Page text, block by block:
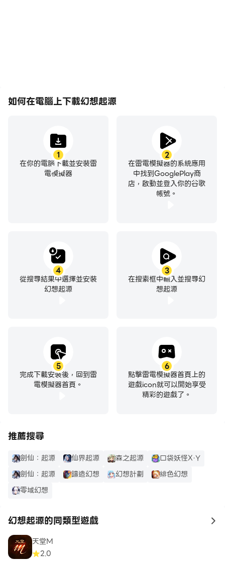
如何在電腦上下載幻想起源
1
在你的電腦下載並安裝雷
電模擬器
2
在雷電模擬器的系統應用
中找到GooglePlay商
店，啟動並登入你的谷歌
帳號。
3
在搜索框中輸入並搜尋幻
想起源
4
從搜尋結果中選擇並安裝
幻想起源
5
完成下載安裝後，回到雷
電模擬器首頁。
6
點擊雷電模擬器首頁上的
遊戲icon就可以開始享受
精彩的遊戲了。
推薦搜尋
劍仙：起源 仙界起源 森之起源
口袋妖怪X·Y
劍仙：起源
鑄造幻想 幻想計劃
緋色幻想
零域幻想
幻想起源的同類型遊戲 to
天堂M
2.0